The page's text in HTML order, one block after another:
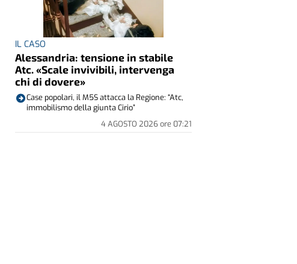
IL CASO
Alessandria: tensione in stabile
Atc. «Scale invivibili, intervenga
chi di dovere»
4 AGOSTO 2026ore 07:21
Case popolari, il M5S attacca la Regione: “Atc,
immobilismo della giunta Cirio”